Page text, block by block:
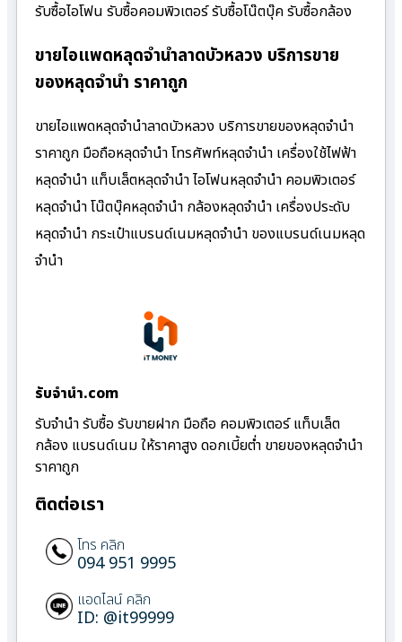
รับซื้อไอโฟน รับซื้อคอมพิวเตอร์ รับซื้อโน๊ตบุ๊ค รับซื้อกล้อง
ขายไอแพดหลุดจำนำลาดบัวหลวง บริการขาย
ของหลุดจำนำ ราคาถูก
ขายไอแพดหลุดจำนำลาดบัวหลวง บริการขายของหลุดจำนำ
ราคาถูก มือถือหลุดจำนำ โทรศัพท์หลุดจำนำ เครื่องใช้ไฟฟ้า
หลุดจำนำ แท็บเล็ตหลุดจำนำ ไอโฟนหลุดจำนำ คอมพิวเตอร์
หลุดจำนำ โน๊ตบุ๊คหลุดจำนำ กล้องหลุดจำนำ เครื่องประดับ
หลุดจำนำ กระเป๋าแบรนด์เนมหลุดจำนำ ของแบรนด์เนมหลุด
จำนำ
รับจํานํา.com
รับจำนำ รับซื้อ รับขายฝาก มือถือ คอมพิวเตอร์ แท็บเล็ต
กล้อง แบรนด์เนม ให้ราคาสูง ดอกเบี้ยต่ำ ขายของหลุดจำนำ
ราคาถูก
ติดต่อเรา
โทร คลิก
094 951 9995
แอดไลน์ คลิก
ID: @it99999